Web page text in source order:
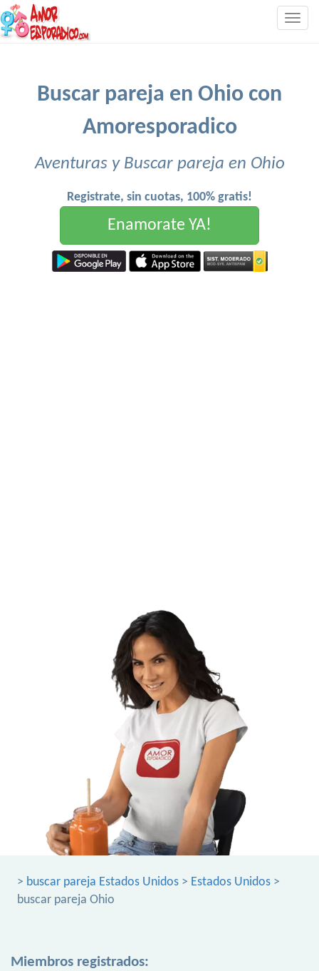
Buscar pareja en Ohio con
Amoresporadico
Aventuras y Buscar pareja en Ohio
Registrate, sin cuotas, 100% gratis!
Enamorate YA!
> buscar pareja Estados Unidos > Estados Unidos >
buscar pareja Ohio
Miembros registrados: